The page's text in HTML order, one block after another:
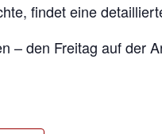
findet eine
– den Freitag auf der